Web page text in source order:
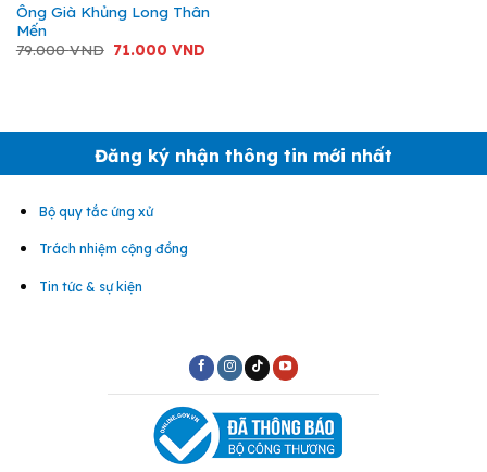
Ông Già Khủng Long Thân
Mến
79.000VND Giá
71.000 VNDGiá
Đăng ký nhận thông tin mới nhất
Bộ quy tắc ứng xử
Trách nhiệm cộng đồng
Tin tức & sự kiện